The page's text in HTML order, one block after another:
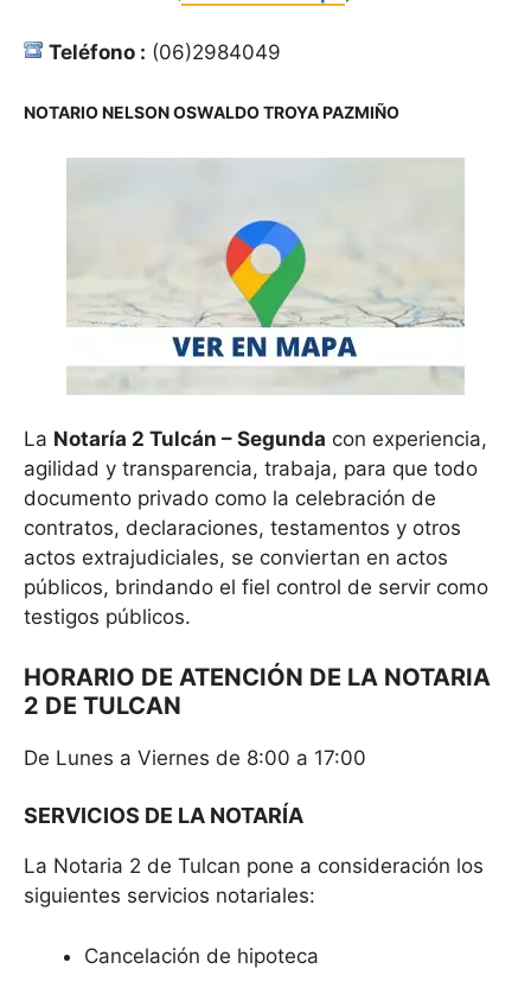
Teléfono : (06)2984049
NOTARIO NELSON OSWALDO TROYA PAZMIÑO
La Notaría 2 Tulcán – Segunda con experiencia,
agilidad y transparencia, trabaja, para que todo
documento privado como la celebración de
contratos, declaraciones, testamentos y otros
actos extrajudiciales, se conviertan en actos
públicos, brindando el fiel control de servir como
testigos públicos.
HORARIO DE ATENCIÓN DE LA NOTARIA
2 DE TULCAN
De Lunes a Viernes de 8:00 a 17:00
SERVICIOS DE LA NOTARÍA
La Notaria 2 de Tulcan pone a consideración los
siguientes servicios notariales:
Cancelación de hipoteca